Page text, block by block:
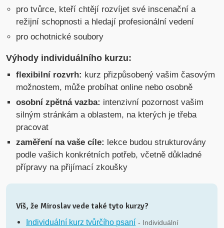
pro tvůrce, kteří chtějí rozvíjet své inscenační a
režijní schopnosti a hledají profesionální vedení
pro ochotnické soubory
Výhody individuálního kurzu:
flexibilní rozvrh: kurz přizpůsobený vašim časovým
možnostem, může probíhat online nebo osobně
osobní zpětná vazba: intenzivní pozornost vašim
silným stránkám a oblastem, na kterých je třeba
pracovat
zaměření na vaše cíle: lekce budou strukturovány
podle vašich konkrétních potřeb, včetně důkladné
přípravy na přijímací zkoušky
Víš, že Miroslav vede také tyto kurzy?
Individuální kurz tvůrčího psaní - Individuální